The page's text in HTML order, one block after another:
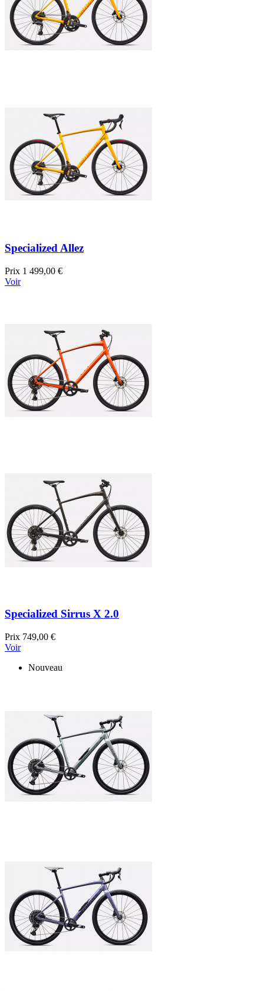
Specialized Allez
Prix 1 499,00 €
Voir
Specialized Sirrus X 2.0
Prix 749,00 €
Voir
Nouveau